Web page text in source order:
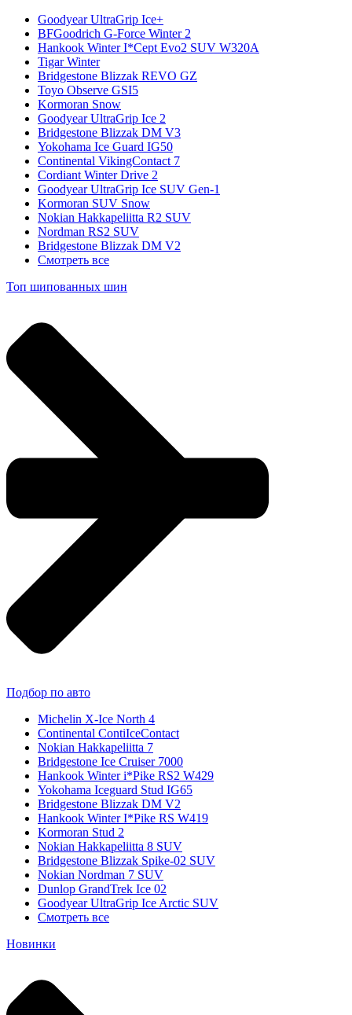
Goodyear UltraGrip Ice+
BFGoodrich G-Force Winter 2
Hankook Winter I*Cept Evo2 SUV W320A
Tigar Winter
Bridgestone Blizzak REVO GZ
Toyo Observe GSI5
Kormoran Snow
Goodyear UltraGrip Ice 2
Bridgestone Blizzak DM V3
Yokohama Ice Guard IG50
Continental VikingContact 7
Cordiant Winter Drive 2
Goodyear UltraGrip Ice SUV Gen-1
Kormoran SUV Snow
Nokian Hakkapeliitta R2 SUV
Nordman RS2 SUV
Bridgestone Blizzak DM V2
Смотреть все
Топ шипованных шин
Подбор по авто
Michelin X-Ice North 4
Continental ContiIceContact
Nokian Hakkapeliitta 7
Bridgestone Ice Cruiser 7000
Hankook Winter i*Pike RS2 W429
Yokohama Iceguard Stud IG65
Bridgestone Blizzak DM V2
Hankook Winter I*Pike RS W419
Kormoran Stud 2
Nokian Hakkapeliitta 8 SUV
Bridgestone Blizzak Spike-02 SUV
Nokian Nordman 7 SUV
Dunlop GrandTrek Ice 02
Goodyear UltraGrip Ice Arctic SUV
Смотреть все
Новинки